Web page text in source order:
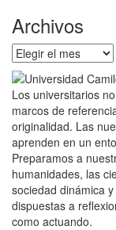
Archivos
Archivos
Los universitarios
marcos de
originalidad. Las
aprenden en un
Preparamos a
humanidades, las
sociedad dinámica
dispuestas a
como actuando.